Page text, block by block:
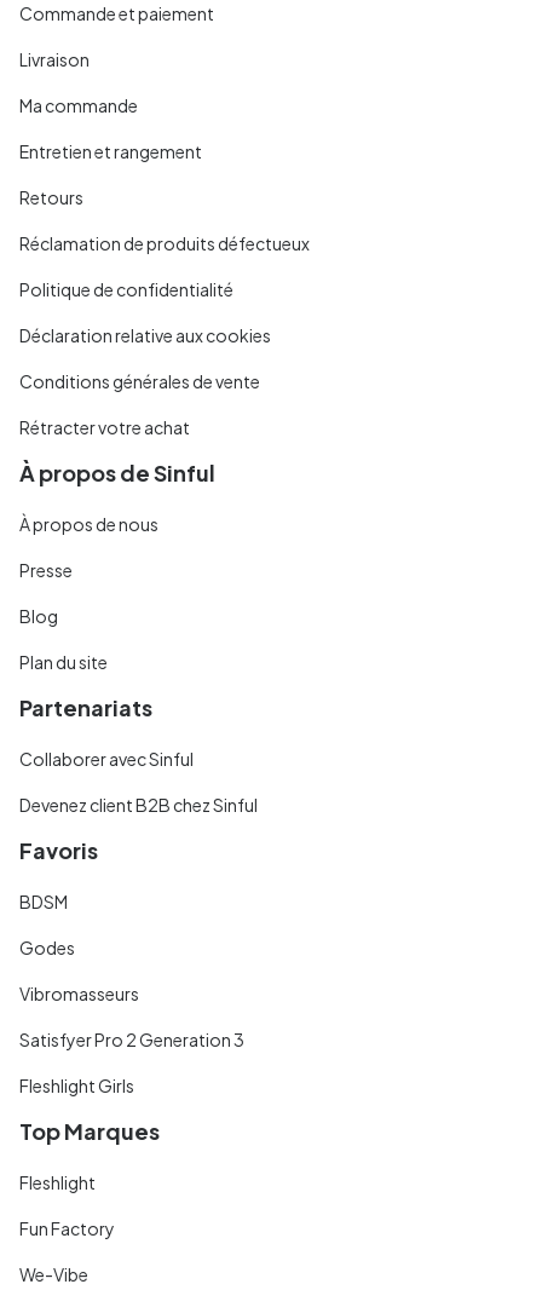
Commande et paiement
Livraison
Ma commande
Entretien et rangement
Retours
Réclamation de produits défectueux
Politique de confidentialité
Déclaration relative aux cookies
Conditions générales de vente
Rétracter votre achat
À propos de Sinful
À propos de nous
Presse
Blog
Plan du site
Partenariats
Collaborer avec Sinful
Devenez client B2B chez Sinful
Favoris
BDSM
Godes
Vibromasseurs
Satisfyer Pro 2 Generation 3
Fleshlight Girls
Top Marques
Fleshlight
Fun Factory
We-Vibe